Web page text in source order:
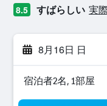
8.5 すばらしい 実
8月16日 日
宿泊者2名, 1​部屋